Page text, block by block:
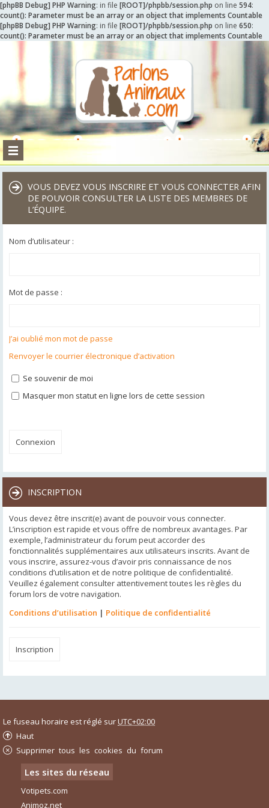
[phpBB Debug] PHP Warning: in file [ROOT]/phpbb/session.php on line 594:
count(): Parameter must be an array or an object that implements Countable
[phpBB Debug] PHP Warning: in file [ROOT]/phpbb/session.php on line 650:
count(): Parameter must be an array or an object that implements Countable
VOUS DEVEZ VOUS INSCRIRE ET VOUS CONNECTER AFIN
DE POUVOIR CONSULTER LA LISTE DES MEMBRES DE
L’ÉQUIPE.
Nom d’utilisateur :
Mot de passe :
J’ai oublié mon mot de passe
Renvoyer le courrier électronique d’activation
Se souvenir de moi
Masquer mon statut en ligne lors de cette session
INSCRIPTION
Vous devez être inscrit(e) avant de pouvoir vous connecter.
L’inscription est rapide et vous offre de nombreux avantages. Par
exemple, l’administrateur du forum peut accorder des
fonctionnalités supplémentaires aux utilisateurs inscrits. Avant de
vous inscrire, assurez-vous d’avoir pris connaissance de nos
conditions d’utilisation et de notre politique de confidentialité.
Veuillez également consulter attentivement toutes les règles du
forum lors de votre navigation.
Conditions d’utilisation | Politique de confidentialité
Inscription
Le fuseau horaire est réglé surUTC+02:00
Haut
Supprimer tous les cookies du forum
Les sites du réseau
Votipets.com
Animoz.net